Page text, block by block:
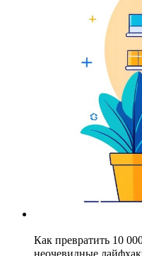
Как превратить 10
неочевидные